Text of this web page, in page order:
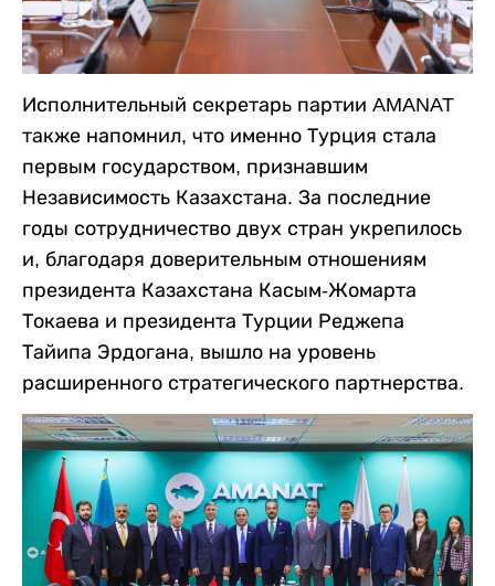
Исполнительный секретарь партии AMANAT
также напомнил, что именно Турция стала
первым государством, признавшим
Независимость Казахстана. За последние
годы сотрудничество двух стран укрепилось
и, благодаря доверительным отношениям
президента Казахстана Касым-Жомарта
Токаева и президента Турции Реджепа
Тайипа Эрдогана, вышло на уровень
расширенного стратегического партнерства.